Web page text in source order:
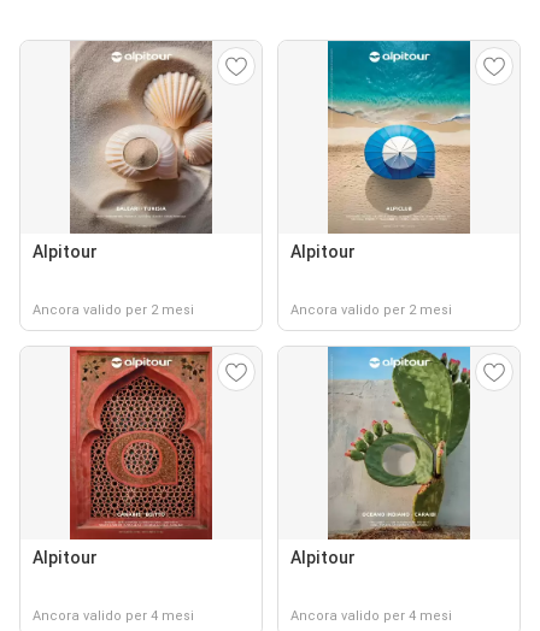
Alpitour
Ancora valido per 2 mesi
Alpitour
Ancora valido per 2 mesi
Alpitour
Ancora valido per 4 mesi
Alpitour
Ancora valido per 4 mesi